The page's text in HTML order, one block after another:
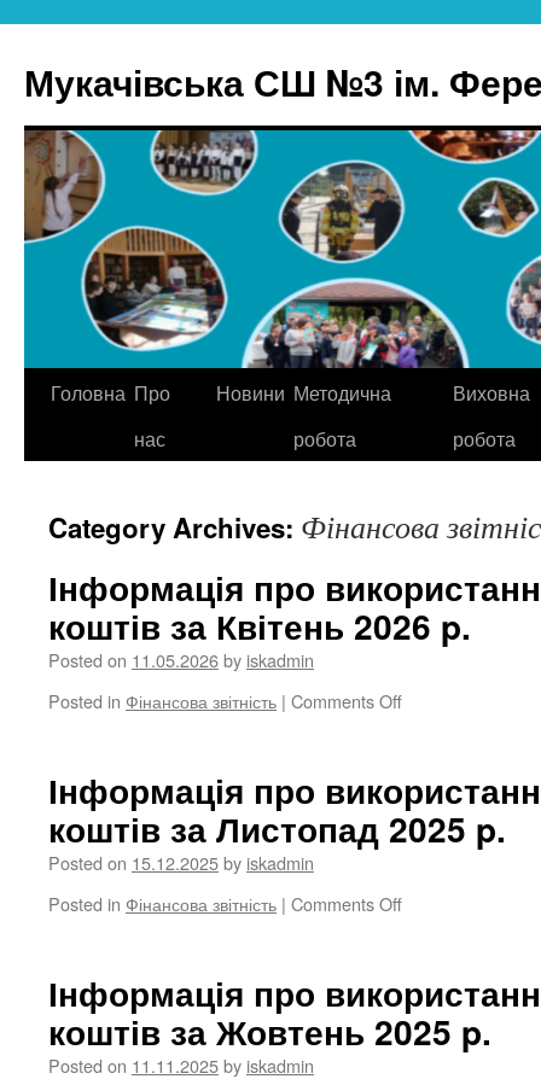
content
Мукачівська СШ №3 ім.
Головна Про
нас
Новини Методична
робота
Виховна
робота
Category Archives: Фінансова
Інформація про
коштів за Квітень 2026 p.
Posted on 11.05.2026by iskadmin
Posted in Фінансова звітність | Comments Offon
бюджетних
коштів
за
2026
Інформація про
коштів за Листопад 2025 p.
Posted on 15.12.2025by iskadmin
Posted in Фінансова звітність | Comments Offon
бюджетних
коштів
за
Інформація про
коштів за Жовтень 2025 p.
Posted on 11.11.2025by iskadmin